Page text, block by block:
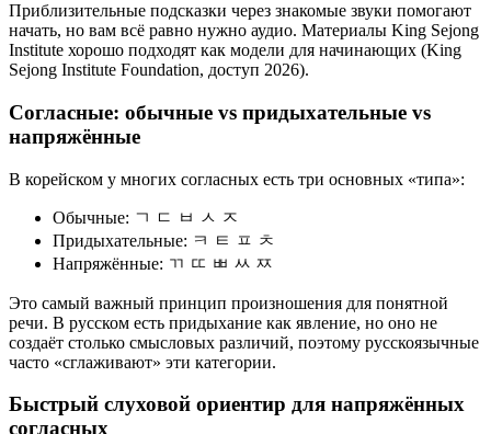
Приблизительные подсказки через знакомые звуки помогают
начать, но вам всё равно нужно аудио. Материалы King Sejong
Institute хорошо подходят как модели для начинающих (King
Sejong Institute Foundation, доступ 2026).
Согласные: обычные vs придыхательные vs
напряжённые
В корейском у многих согласных есть три основных «типа»:
Обычные: ㄱ ㄷ ㅂ ㅅ ㅈ
Придыхательные: ㅋ ㅌ ㅍ ㅊ
Напряжённые: ㄲ ㄸ ㅃ ㅆ ㅉ
Это самый важный принцип произношения для понятной
речи. В русском есть придыхание как явление, но оно не
создаёт столько смысловых различий, поэтому русскоязычные
часто «сглаживают» эти категории.
Быстрый слуховой ориентир для напряжённых
согласных